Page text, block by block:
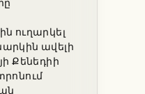
ուղարկել
ավելի
Քենեդիի